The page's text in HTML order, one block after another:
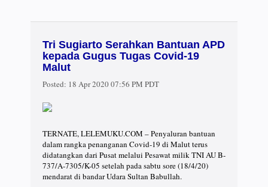
Tri Sugiarto Serahkan Bantuan APD
kepada Gugus Tugas Covid-19
Malut
Posted: 18 Apr 2020 07:56 PM PDT
TERNATE, LELEMUKU.COM – Penyaluran bantuan
dalam rangka penanganan Covid-19 di Malut terus
didatangkan dari Pusat melalui Pesawat milik TNI AU B-
737/A-7305/K-05 setelah pada sabtu sore (18/4/20)
mendarat di bandar Udara Sultan Babullah.